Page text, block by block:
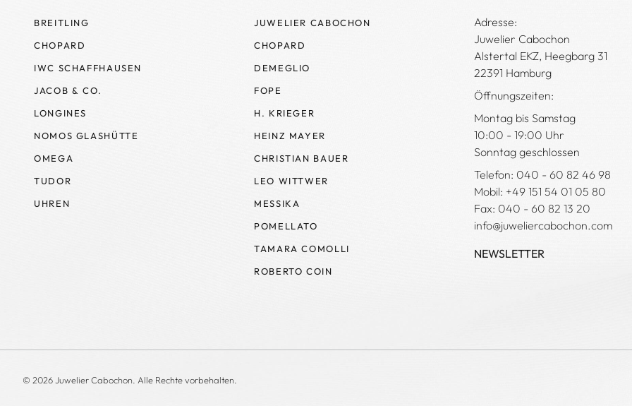
BREITLING
CHOPARD
IWC SCHAFFHAUSEN
JACOB & CO.
LONGINES
NOMOS GLASHÜTTE
OMEGA
TUDOR
UHREN
JUWELIER CABOCHON
CHOPARD
DEMEGLIO
FOPE
H. KRIEGER
HEINZ MAYER
CHRISTIAN BAUER
LEO WITTWER
MESSIKA
POMELLATO
TAMARA COMOLLI
ROBERTO COIN
Adresse:
Juwelier Cabochon
Alstertal EKZ, Heegbarg 31
22391 Hamburg
Öffnungszeiten:
Montag bis Samstag
10:00 - 19:00 Uhr
Sonntag geschlossen
Telefon: 040 - 60 82 46 98
Mobil: +49 151 54 01 05 80
Fax: 040 - 60 82 13 20
info@juweliercabochon.com
NEWSLETTER
© 2026 Juwelier Cabochon. Alle Rechte vorbehalten.